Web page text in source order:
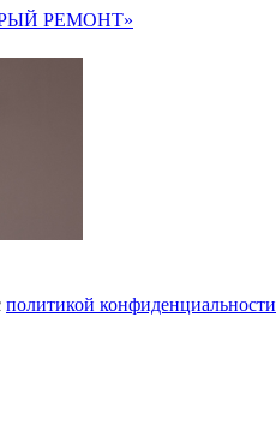
РЕМОНТ»
политикой конфиденциальности